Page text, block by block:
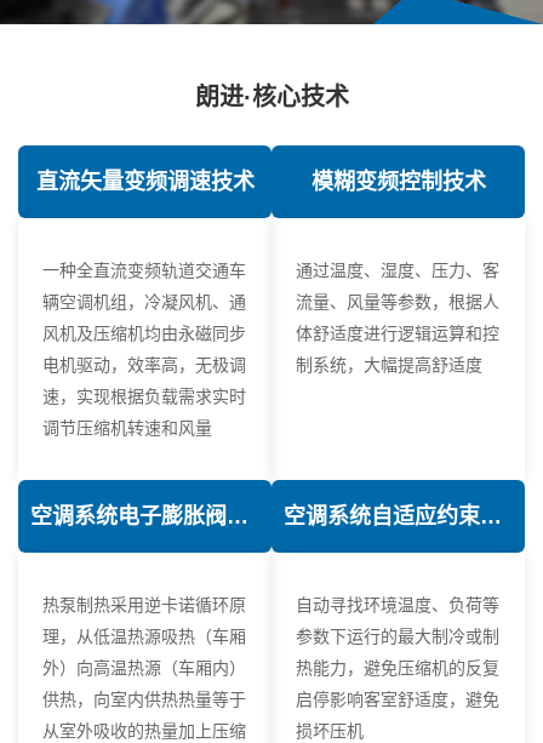
朗进·核心技术
直流矢量变频调速技术
一种全直流变频轨道交通车
辆空调机组，冷凝风机、通
风机及压缩机均由永磁同步
电机驱动，效率高，无极调
速，实现根据负载需求实时
调节压缩机转速和风量
模糊变频控制技术
通过温度、湿度、压力、客
流量、风量等参数，根据人
体舒适度进行逻辑运算和控
制系统，大幅提高舒适度
空调系统电子膨胀阀热力学优化技术
热泵制热采用逆卡诺循环原
理，从低温热源吸热（车厢
外）向高温热源（车厢内）
供热，向室内供热热量等于
从室外吸收的热量加上压缩
空调系统自适应约束控制技术
自动寻找环境温度、负荷等
参数下运行的最大制冷或制
热能力，避免压缩机的反复
启停影响客室舒适度，避免
损坏压机